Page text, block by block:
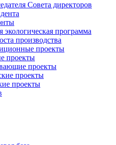
Совета директоров
экологическая программа
производства
проекты
проекты
проекты
проекты
проекты